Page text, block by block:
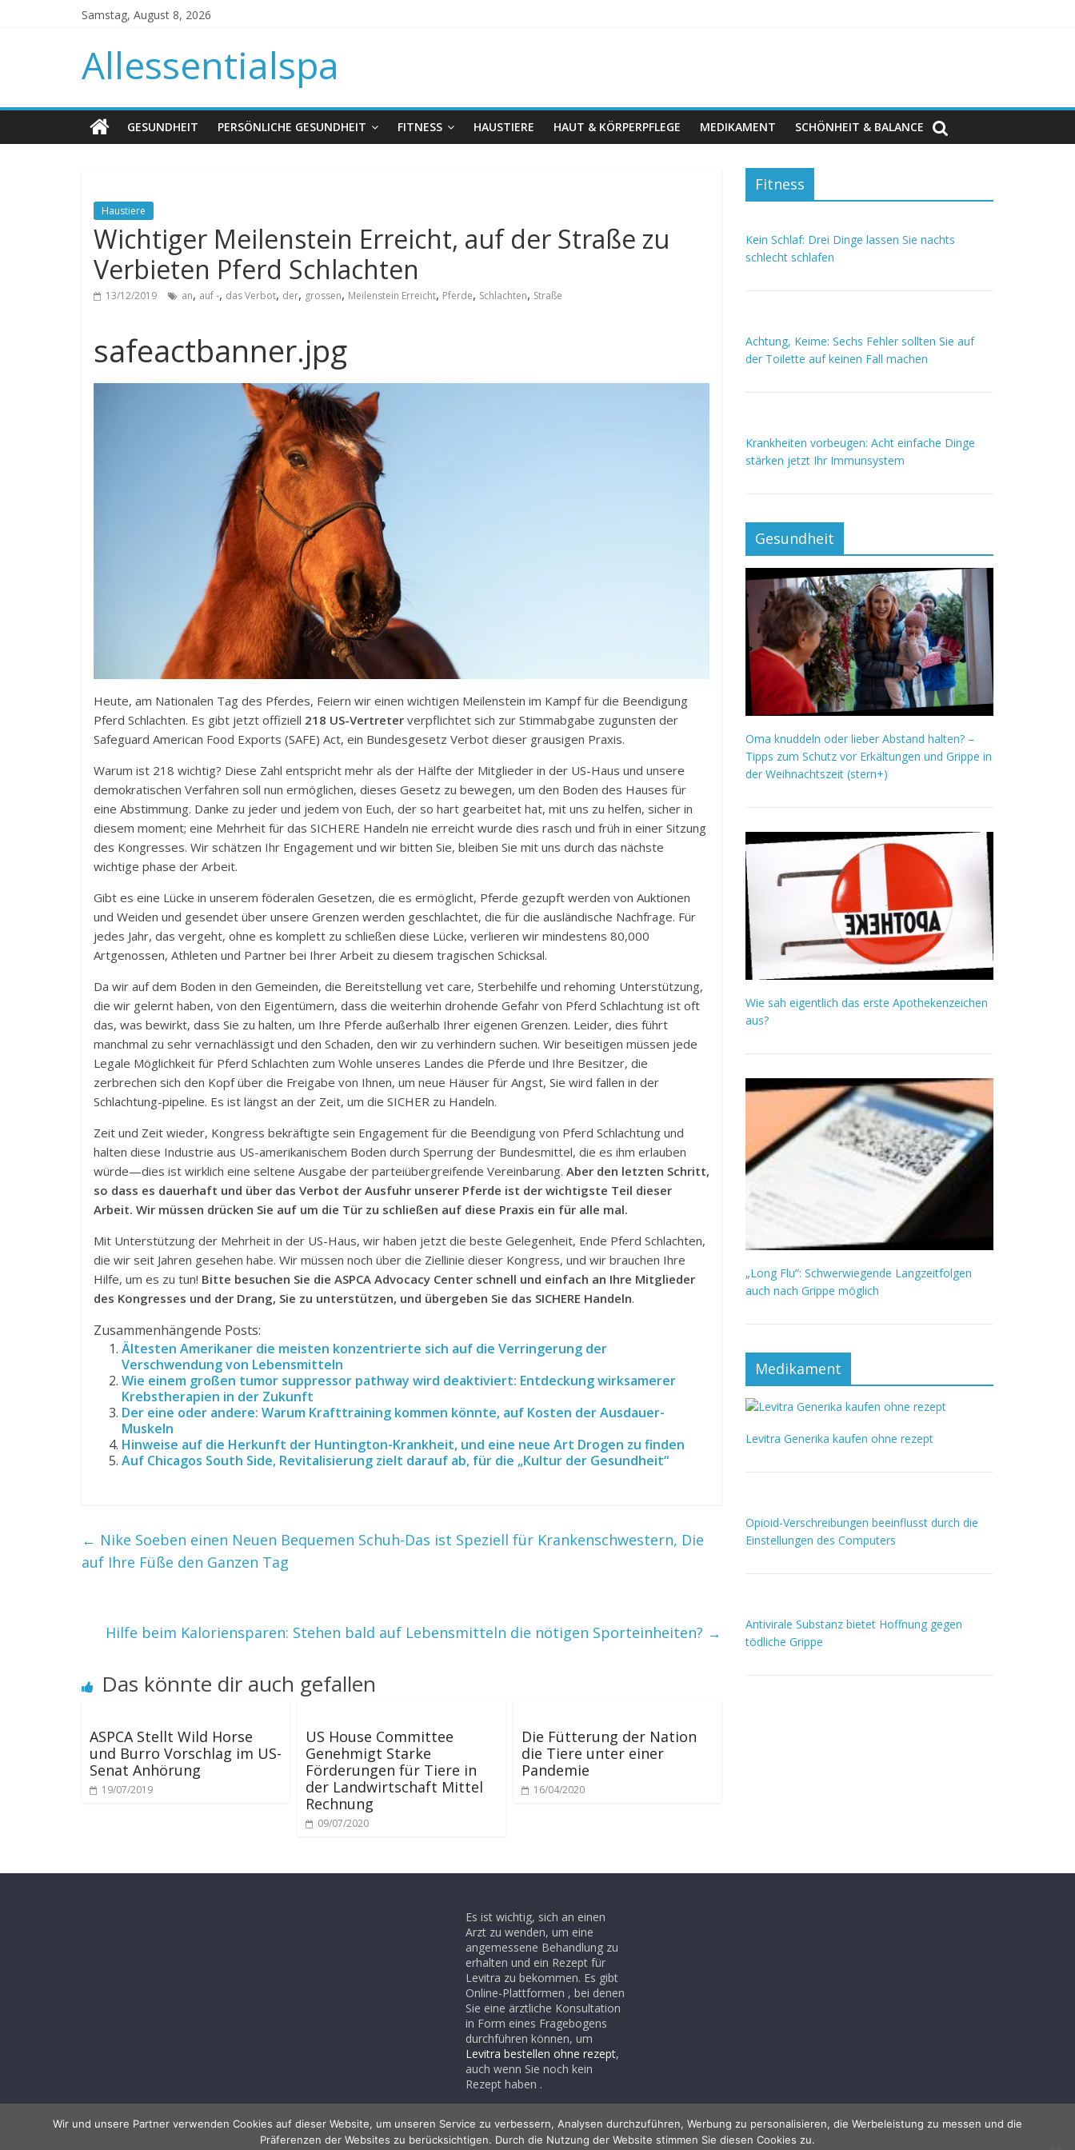
Samstag, August 8, 2026
Allessentialspa
GESUNDHEIT PERSÖNLICHE GESUNDHEIT FITNESS HAUSTIERE HAUT & KÖRPERPFLEGE MEDIKAMENT SCHÖNHEIT & BALANCE
Haustiere
Wichtiger Meilenstein Erreicht, auf der Straße zu
Verbieten Pferd Schlachten
13/12/2019 an, auf -, das Verbot, der, grossen, Meilenstein Erreicht, Pferde, Schlachten, Straße
safeactbanner.jpg
Heute, am Nationalen Tag des Pferdes, Feiern wir einen wichtigen Meilenstein im Kampf für die Beendigung
Pferd Schlachten. Es gibt jetzt offiziell 218 US-Vertreter verpflichtet sich zur Stimmabgabe zugunsten der
Safeguard American Food Exports (SAFE) Act, ein Bundesgesetz Verbot dieser grausigen Praxis.
Warum ist 218 wichtig? Diese Zahl entspricht mehr als der Hälfte der Mitglieder in der US-Haus und unsere
demokratischen Verfahren soll nun ermöglichen, dieses Gesetz zu bewegen, um den Boden des Hauses für
eine Abstimmung. Danke zu jeder und jedem von Euch, der so hart gearbeitet hat, mit uns zu helfen, sicher in
diesem moment; eine Mehrheit für das SICHERE Handeln nie erreicht wurde dies rasch und früh in einer Sitzung
des Kongresses. Wir schätzen Ihr Engagement und wir bitten Sie, bleiben Sie mit uns durch das nächste
wichtige phase der Arbeit.
Gibt es eine Lücke in unserem föderalen Gesetzen, die es ermöglicht, Pferde gezupft werden von Auktionen
und Weiden und gesendet über unsere Grenzen werden geschlachtet, die für die ausländische Nachfrage. Für
jedes Jahr, das vergeht, ohne es komplett zu schließen diese Lücke, verlieren wir mindestens 80,000
Artgenossen, Athleten und Partner bei Ihrer Arbeit zu diesem tragischen Schicksal.
Da wir auf dem Boden in den Gemeinden, die Bereitstellung vet care, Sterbehilfe und rehoming Unterstützung,
die wir gelernt haben, von den Eigentümern, dass die weiterhin drohende Gefahr von Pferd Schlachtung ist oft
das, was bewirkt, dass Sie zu halten, um Ihre Pferde außerhalb Ihrer eigenen Grenzen. Leider, dies führt
manchmal zu sehr vernachlässigt und den Schaden, den wir zu verhindern suchen. Wir beseitigen müssen jede
Legale Möglichkeit für Pferd Schlachten zum Wohle unseres Landes die Pferde und Ihre Besitzer, die
zerbrechen sich den Kopf über die Freigabe von Ihnen, um neue Häuser für Angst, Sie wird fallen in der
Schlachtung-pipeline. Es ist längst an der Zeit, um die SICHER zu Handeln.
Zeit und Zeit wieder, Kongress bekräftigte sein Engagement für die Beendigung von Pferd Schlachtung und
halten diese Industrie aus US-amerikanischem Boden durch Sperrung der Bundesmittel, die es ihm erlauben
würde—dies ist wirklich eine seltene Ausgabe der parteiübergreifende Vereinbarung. Aber den letzten Schritt,
so dass es dauerhaft und über das Verbot der Ausfuhr unserer Pferde ist der wichtigste Teil dieser
Arbeit. Wir müssen drücken Sie auf um die Tür zu schließen auf diese Praxis ein für alle mal.
Mit Unterstützung der Mehrheit in der US-Haus, wir haben jetzt die beste Gelegenheit, Ende Pferd Schlachten,
die wir seit Jahren gesehen habe. Wir müssen noch über die Ziellinie dieser Kongress, und wir brauchen Ihre
Hilfe, um es zu tun! Bitte besuchen Sie die ASPCA Advocacy Center schnell und einfach an Ihre Mitglieder
des Kongresses und der Drang, Sie zu unterstützen, und übergeben Sie das SICHERE Handeln.
Zusammenhängende Posts:
Ältesten Amerikaner die meisten konzentrierte sich auf die Verringerung der
Verschwendung von Lebensmitteln
Wie einem großen tumor suppressor pathway wird deaktiviert: Entdeckung wirksamerer
Krebstherapien in der Zukunft
Der eine oder andere: Warum Krafttraining kommen könnte, auf Kosten der Ausdauer-
Muskeln
Hinweise auf die Herkunft der Huntington-Krankheit, und eine neue Art Drogen zu finden
Auf Chicagos South Side, Revitalisierung zielt darauf ab, für die „Kultur der Gesundheit“
← Nike Soeben einen Neuen Bequemen Schuh-Das ist Speziell für Krankenschwestern, Die
auf Ihre Füße den Ganzen Tag
Hilfe beim Kaloriensparen: Stehen bald auf Lebensmitteln die nötigen Sporteinheiten? →
Das könnte dir auch gefallen
ASPCA Stellt Wild Horse
und Burro Vorschlag im US-
Senat Anhörung
19/07/2019
US House Committee
Genehmigt Starke
Förderungen für Tiere in
der Landwirtschaft Mittel
Rechnung
09/07/2020
Die Fütterung der Nation
die Tiere unter einer
Pandemie
16/04/2020
Fitness
Kein Schlaf: Drei Dinge lassen Sie nachts
schlecht schlafen
Achtung, Keime: Sechs Fehler sollten Sie auf
der Toilette auf keinen Fall machen
Krankheiten vorbeugen: Acht einfache Dinge
stärken jetzt Ihr Immunsystem
Gesundheit
Oma knuddeln oder lieber Abstand halten? –
Tipps zum Schutz vor Erkältungen und Grippe in
der Weihnachtszeit (stern+)
Wie sah eigentlich das erste Apothekenzeichen
aus?
„Long Flu“: Schwerwiegende Langzeitfolgen
auch nach Grippe möglich
Medikament
Levitra Generika kaufen ohne rezept
Opioid-Verschreibungen beeinflusst durch die
Einstellungen des Computers
Antivirale Substanz bietet Hoffnung gegen
tödliche Grippe
Es ist wichtig, sich an einen
Arzt zu wenden, um eine
angemessene Behandlung zu
erhalten und ein Rezept für
Levitra zu bekommen. Es gibt
Online-Plattformen , bei denen
Sie eine ärztliche Konsultation
in Form eines Fragebogens
durchführen können, um
Levitra bestellen ohne rezept,
auch wenn Sie noch kein
Rezept haben .
Wir und unsere Partner verwenden Cookies auf dieser Website, um unseren Service zu verbessern, Analysen durchzuführen, Werbung zu personalisieren, die Werbeleistung zu messen und die
Präferenzen der Websites zu berücksichtigen. Durch die Nutzung der Website stimmen Sie diesen Cookies zu.